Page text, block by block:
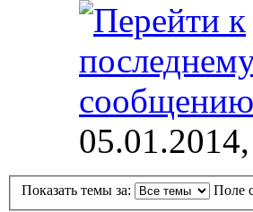
Показать темы за: Поле